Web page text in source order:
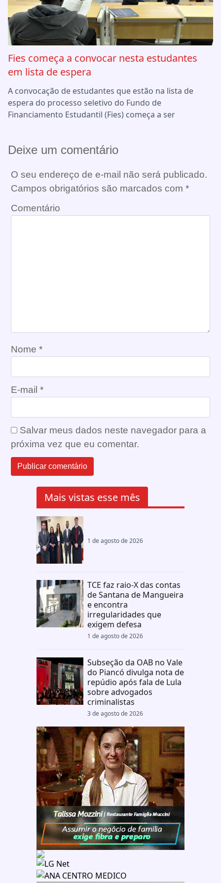
Fies começa a convocar nesta estudantes
em lista de espera
A convocação de estudantes que estão na lista de
espera do processo seletivo do Fundo de
Financiamento Estudantil (Fies) começa a ser
Deixe um comentário
O seu endereço de e-mail não será publicado.
Campos obrigatórios são marcados com *
Comentário
Nome *
E-mail *
Salvar meus dados neste navegador para a
próxima vez que eu comentar.
Mais vistas esse mês
1 de agosto de 2026
TCE faz raio-X das contas
de Santana de Mangueira
e encontra
irregularidades que
exigem defesa
1 de agosto de 2026
Subseção da OAB no Vale
do Piancó divulga nota de
repúdio após fala de Lula
sobre advogados
criminalistas
3 de agosto de 2026